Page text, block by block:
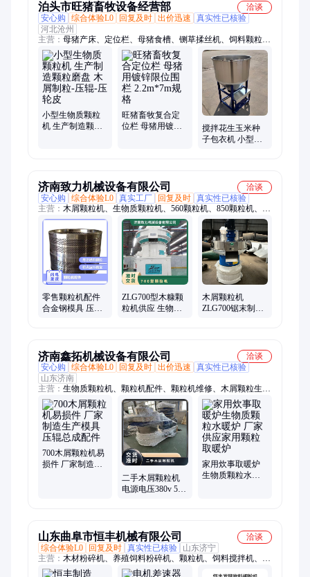
泊头市旺猪畜牧设备经营部
洽谈
安心购
综合体验L0 回复及时 出价迅速
真实性已核验
河北沧州
主营： 母猪产床、定位栏、母猪食槽、铡草揉丝机、饲料颗粒
机、粉碎机、养殖场消毒机、燃油暖风机、电暖风机、不锈钢饲
料搅拌机、冷风机、鱼塘投料机、猪用保温箱、猪用电热板、猪
用塑料漏粪板、小猪保育床、门锁 吊扣 十字管卡、猪用饮水
嘴、二手母猪产床、养殖地磅、畜牧蚊香、牛颈夹、赶猪棒、地
磅防控仪、牛槽子
小型生物质颗粒
机 生产制造颗粒
旺猪畜牧复合定
位栏 母猪用镀锌
搅拌花生玉米种
子包衣机 小型多
济南致力机械设备有限公司
洽谈
安心购
综合体验L0 真实工厂 回复及时 真实性已核验
主营： 木屑颗粒机、生物质颗粒机、560颗粒机、850颗粒机、颗
粒机配件、颗粒机维修、燃料颗粒生产线、秸秆颗粒机、燃料颗
粒成型设备、秸秆饲料颗粒机、燃料颗粒成型机、木片机、破碎
机、木材粉碎机、高效粉碎机、滚筒烘干机、木屑烘干机、颗粒
冷却机、颗粒包装称、玉米芯颗粒机、稻壳颗粒机、花生壳颗粒
机、700颗粒机、牧草颗粒机、柠条颗粒机
零售颗粒机配件
合金钢模具 压辊
ZLG700型木糠颗
粒机供应 生物质
木屑颗粒机
ZLG700锯末制粒
济南鑫拓机械设备有限公司
洽谈
安心购
综合体验L0 回复及时 出价迅速
真实性已核验
山东济南
主营： 生物质颗粒机、颗粒机配件、颗粒机维修、木屑颗粒生产
线设备、粉碎机、粉碎机配件、粉碎机筛网、粉碎机锤片、颗粒
机减速机
700木屑颗粒机易
损件 厂家制造生
二手木屑颗粒机
电源电压380v 560
家用炊事取暖炉
生物质颗粒水暖
山东曲阜市恒丰机械有限公司
洽谈
综合体验L0
回复及时 真实性已核验
山东济宁
主营： 木材粉碎机、养殖饲料粉碎机、颗粒机、饲料搅拌机、齿
盘粉碎机、秸秆粉碎机、养殖饲料加工设备